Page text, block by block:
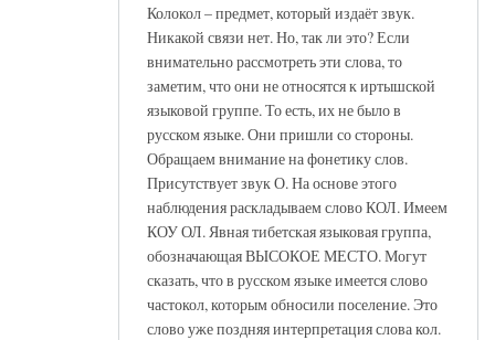
Колокол – предмет, который издаёт звук.
Никакой связи нет. Но, так ли это? Если
внимательно рассмотреть эти слова, то
заметим, что они не относятся к иртышской
языковой группе. То есть, их не было в
русском языке. Они пришли со стороны.
Обращаем внимание на фонетику слов.
Присутствует звук О. На основе этого
наблюдения раскладываем слово КОЛ. Имеем
КОУ ОЛ. Явная тибетская языковая группа,
обозначающая ВЫСОКОЕ МЕСТО. Могут
сказать, что в русском языке имеется слово
частокол, которым обносили поселение. Это
слово уже поздняя интерпретация слова кол.